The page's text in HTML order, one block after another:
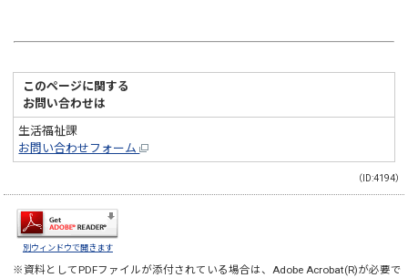
このページに関する
お問い合わせは
生活福祉課
お問い合わせフォーム
（ID:4194）
別ウィンドウで開きます
※資料としてPDFファイルが添付されている場合は、Adobe Acrobat(R)が必要で